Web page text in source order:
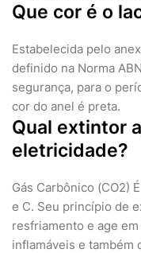
Que cor é o
Estabelecida pelo
definido na Norma
segurança, para o
cor do anel é preta.
Qual extintor
eletricidade?
Gás Carbônico (CO2)
e C. Seu princípio de
resfriamento e age
inflamáveis e também